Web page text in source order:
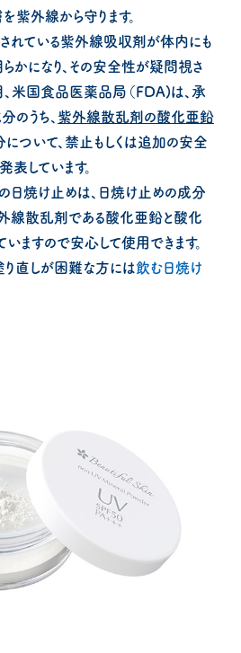
紫外線から守ります。
れている紫外線吸収剤が体内にも
かになり、その安全性が疑問視さ
、米国食品医薬品局（FDA)は、承
のうち、 紫外線散乱剤の酸化亜鉛
について、禁止もしくは追加の安全
しています。
の日焼け止めは、日焼け止めの成分
線散乱剤である酸化亜鉛と酸化
ますので安心して使用できます。
直しが困難な方には飲む日焼け